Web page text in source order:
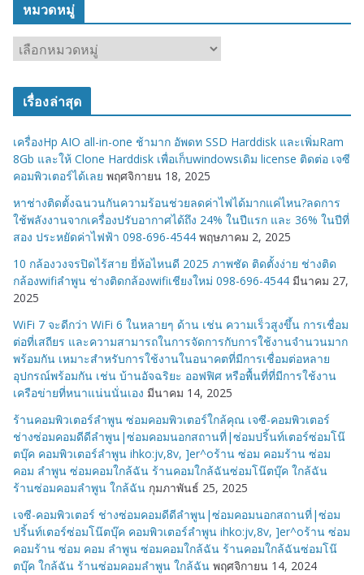
หมวดหมู่
ว
มู่
เรื่องล่าสุด
เครื่องHp AIO all-in-one ช้ามาก อัพดท SSD Harddisk และเพิ่มRam
8Gb และให้ Clone Harddisk เพื่อเก็บwindowsเดิม license ติดต่อ เจซี
คอมพิวเตอร์ได้เลย พฤศจิกายน 18, 2025
หาช่างติดตั้งฉนวนกันความร้อนช่วยลดค่าไฟได้มากแค่ไหน?ลดการ
ใช้พลังงานจากเครื่องปรับอากาศได้ถึง 24% ในปีแรก และ 36% ในปีที่
สอง ประหยัดค่าไฟฟ้า 098-696-4544 พฤษภาคม 2, 2025
10 กล้องวงจรปิดไร้สาย ยี่ห้อไหนดี 2025 ภาพชัด ติดตั้งง่าย ช่างติด
กล้องwifiลำพูน ช่างติดกล้องwifiเชียงใหม่ 098-696-4544 มีนาคม 27,
2025
WiFi 7 จะดีกว่า WiFi 6 ในหลายๆ ด้าน เช่น ความเร็วสูงขึ้น การเชื่อม
ต่อที่เสถียร และความสามารถในการจัดการกับการใช้งานจำนวนมาก
พร้อมกัน เหมาะสำหรับการใช้งานในอนาคตที่มีการเชื่อมต่อหลาย
อุปกรณ์พร้อมกัน เช่น บ้านอัจฉริยะ ออฟฟิศ หรือพื้นที่ที่มีการใช้งาน
เครือข่ายที่หนาแน่นนั่นเอง มีนาคม 14, 2025
ร้านคอมพิวเตอร์ลำพูน ซ่อมคอมพิวเตอร์ใกล้คุณ เจซี-คอมพิวเตอร์
ช่างซ่อมคอมดีดีลำพูน|ซ่อมคอมนอกสถานที่|ซ่อมปริ้นท์เตอร์ซ่อมโน๊
ตบุ๊ค คอมพิวเตอร์ลำพูน ihko:jv,8v, ]er^oร้าน ซ่อม คอมร้าน ซ่อม
คอม ลำพูน ซ่อมคอมใกล้ฉัน ร้านคอมใกล้ฉันซ่อมโน๊ตบุ๊ค ใกล้ฉัน
ร้านซ่อมคอมลำพูน ใกล้ฉัน กุมภาพันธ์ 25, 2025
เจซี-คอมพิวเตอร์ ช่างซ่อมคอมดีดีลำพูน|ซ่อมคอมนอกสถานที่|ซ่อม
ปริ้นท์เตอร์ซ่อมโน๊ตบุ๊ค คอมพิวเตอร์ลำพูน ihko:jv,8v, ]er^oร้าน ซ่อม
คอมร้าน ซ่อม คอม ลำพูน ซ่อมคอมใกล้ฉัน ร้านคอมใกล้ฉันซ่อมโน๊
ตบุ๊ค ใกล้ฉัน ร้านซ่อมคอมลำพูน ใกล้ฉัน พฤศจิกายน 14, 2024